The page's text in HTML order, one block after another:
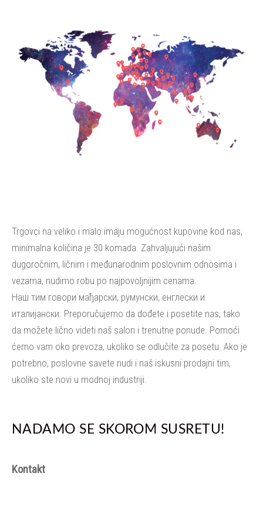
Trgovci na veliko i malo imaju mogućnost kupovine kod nas,
minimalna količina je 30 komada. Zahvaljujući našim
dugoročnim, ličnim i međunarodnim poslovnim odnosima i
vezama, nudimo robu po najpovoljnijim cenama.
Наш тим говори мађарски, румунски, енглески и
италијански. Preporučujemo da dođete i posetite nas, tako
da možete lično videti naš salon i trenutne ponude. Pomoći
ćemo vam oko prevoza, ukoliko se odlučite za posetu. Ako je
potrebno, poslovne savete nudi i naš iskusni prodajni tim,
ukoliko ste novi u modnoj industriji.
NADAMO SE SKOROM SUSRETU!
Kontakt